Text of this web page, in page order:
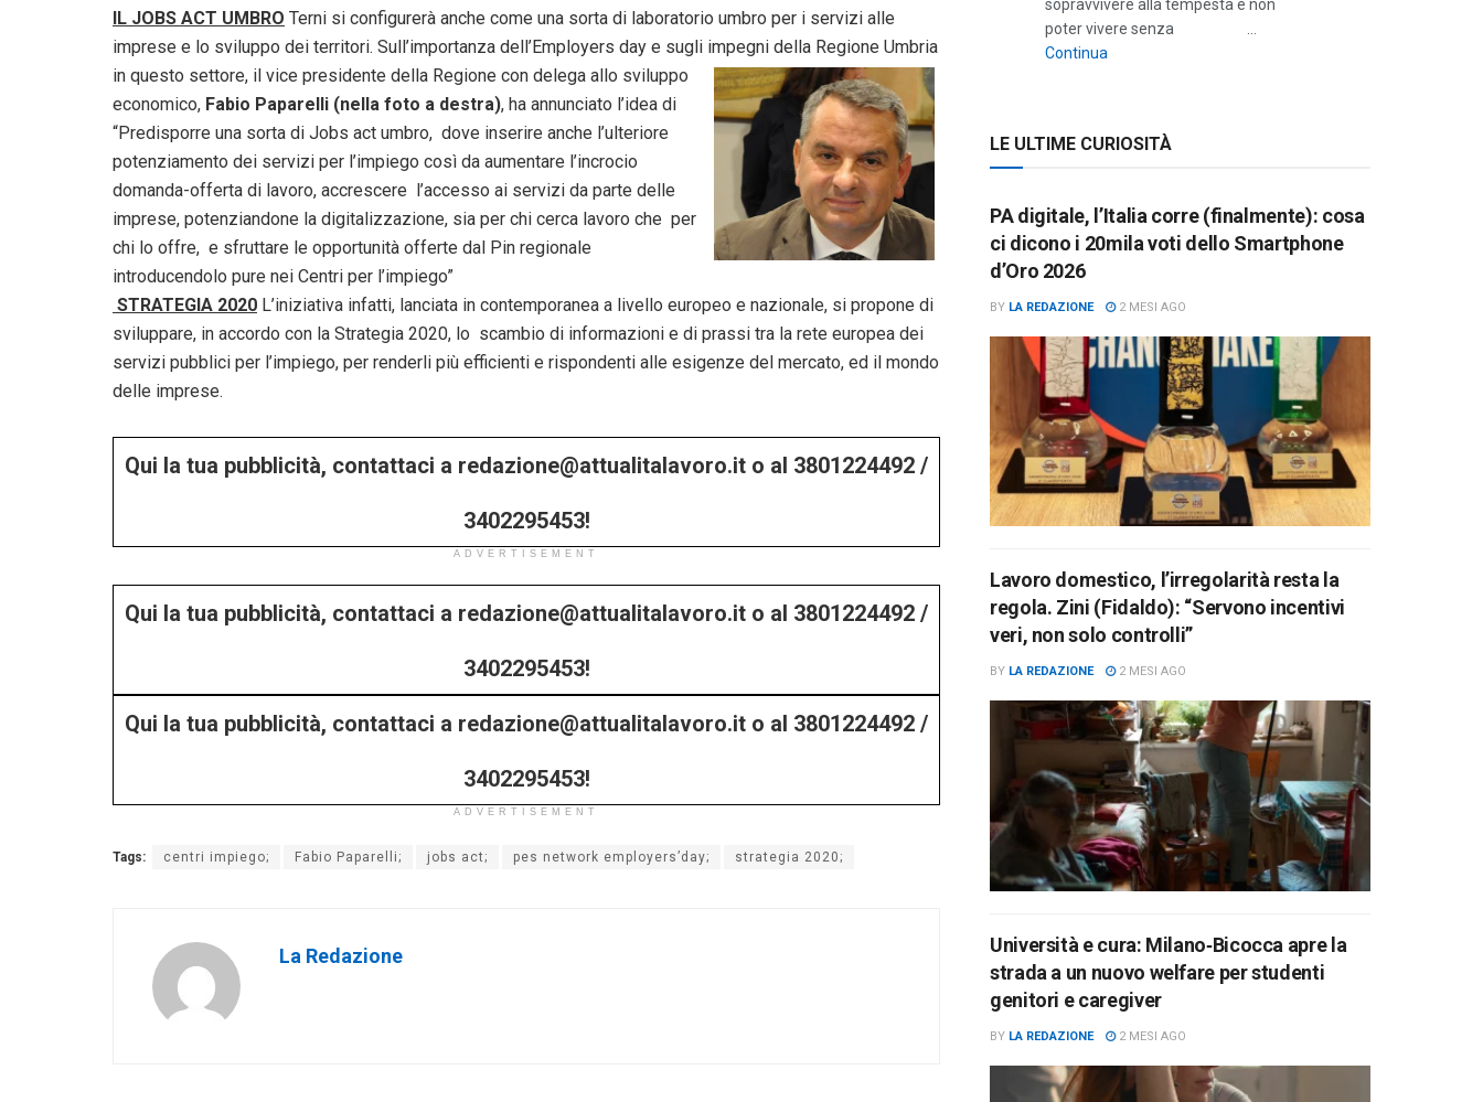
IL JOBS ACT UMBRO Terni si configurerà anche come una sorta di laboratorio umbro per i servizi alle
imprese e lo sviluppo dei territori. Sull’importanza dell’Employers day e sugli impegni della Regione Umbria
in questo settore, il vice presidente della Regione con delega allo sviluppo
economico, Fabio Paparelli (nella foto a destra), ha annunciato l’idea di
“Predisporre una sorta di Jobs act umbro, dove inserire anche l’ulteriore
potenziamento dei servizi per l’impiego così da aumentare l’incrocio
domanda-offerta di lavoro, accrescere l’accesso ai servizi da parte delle
imprese, potenziandone la digitalizzazione, sia per chi cerca lavoro che per
chi lo offre, e sfruttare le opportunità offerte dal Pin regionale
introducendolo pure nei Centri per l’impiego”
STRATEGIA 2020 L’iniziativa infatti, lanciata in contemporanea a livello europeo e nazionale, si propone di
sviluppare, in accordo con la Strategia 2020, lo scambio di informazioni e di prassi tra la rete europea dei
servizi pubblici per l’impiego, per renderli più efficienti e rispondenti alle esigenze del mercato, ed il mondo
delle imprese.
Qui la tua pubblicità, contattaci a redazione@attualitalavoro.it o al 3801224492 /
3402295453!
ADVERTISEMENT
Qui la tua pubblicità, contattaci a redazione@attualitalavoro.it o al 3801224492 /
3402295453!
Qui la tua pubblicità, contattaci a redazione@attualitalavoro.it o al 3801224492 /
3402295453!
ADVERTISEMENT
Tags: centri impiego; Fabio Paparelli; jobs act; pes network employers’day; strategia 2020;
La Redazione
sopravvivere alla tempesta e non
poter vivere senza …
Continua
LE ULTIME CURIOSITÀ
PA digitale, l’Italia corre (finalmente): cosa
ci dicono i 20mila voti dello Smartphone
d’Oro 2026
BY LA REDAZIONE 2 MESI AGO
Lavoro domestico, l’irregolarità resta la
regola. Zini (Fidaldo): “Servono incentivi
veri, non solo controlli”
BY LA REDAZIONE 2 MESI AGO
Università e cura: Milano‑Bicocca apre la
strada a un nuovo welfare per studenti
genitori e caregiver
BY LA REDAZIONE 2 MESI AGO